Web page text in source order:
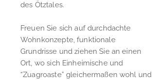
des Ötztales.
Freuen Sie sich auf durchdachte
Wohnkonzepte, funktionale
Grundrisse und ziehen Sie an einen
Ort, wo sich Einheimische und
“Zuagroaste” gleichermaßen wohl und